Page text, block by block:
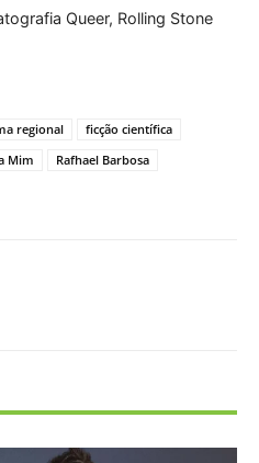
Queer, Rolling Stone
regional
ficção científica
Mim
Rafhael Barbosa